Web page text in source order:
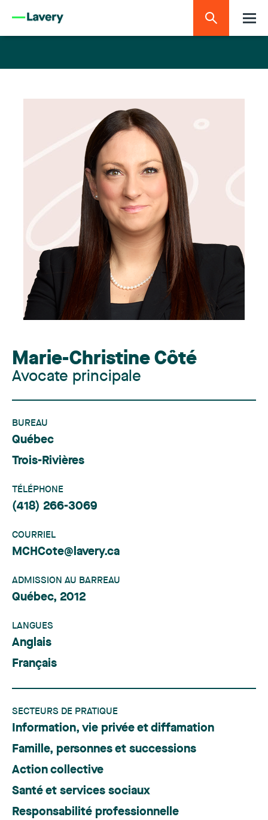
Marie-Christine Côté
Avocate principale
BUREAU
Québec
Trois-Rivières
TÉLÉPHONE
(418) 266-3069
COURRIEL
MCHCote@lavery.ca
ADMISSION AU BARREAU
Québec, 2012
LANGUES
Anglais
Français
SECTEURS DE PRATIQUE
Information, vie privée et diffamation
Famille, personnes et successions
Action collective
Santé et services sociaux
Responsabilité professionnelle